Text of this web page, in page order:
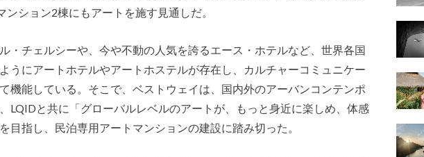
ション2棟にもアートを施す見通しだ。
・チェルシーや、今や不動の人気を誇るエース・ホテルなど、世界各国
うにアートホテルやアートホステルが存在し、カルチャーコミュニケー
機能している。そこで、ベストウェイは、国内外のアーバンコンテンポ
LQIDと共に「グローバルレベルのアートが、もっと身近に楽しめ、体感
目指し、民泊専用アートマンションの建設に踏み切った。